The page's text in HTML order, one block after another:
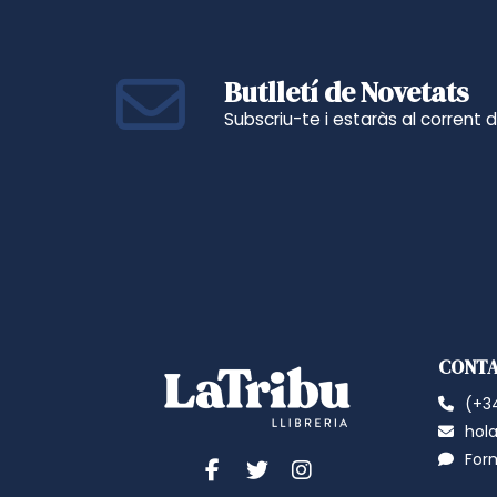
Butlletí de Novetats
Subscriu-te i estaràs al corrent